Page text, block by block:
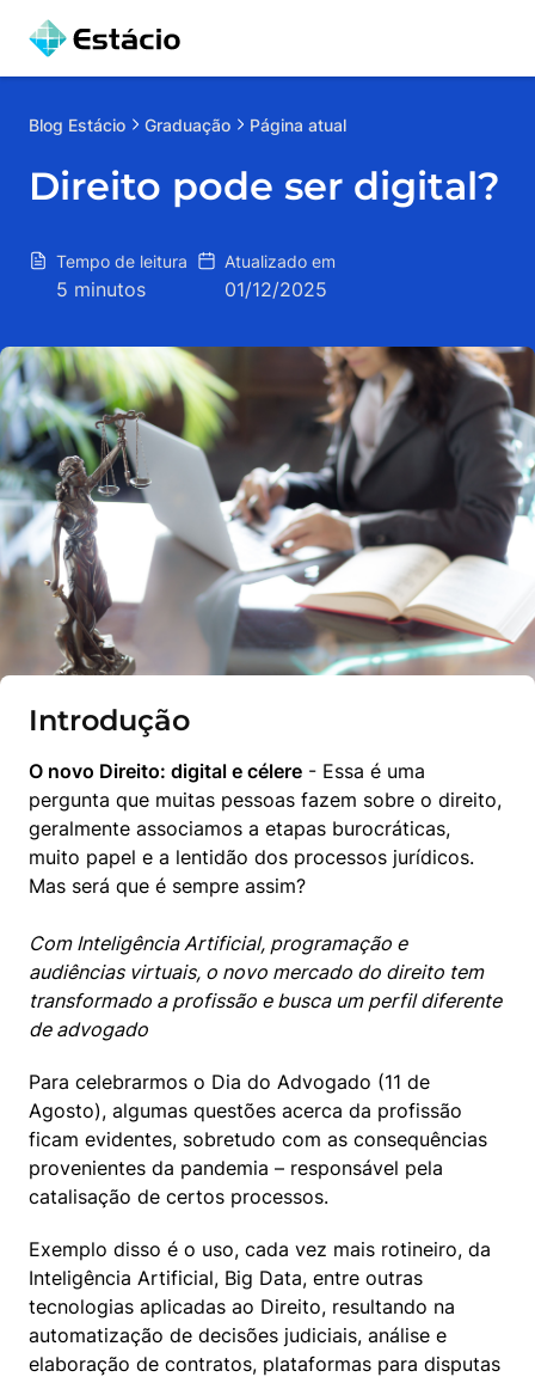
Blog Estácio Graduação Página atual
Direito pode ser digital?
Tempo de leitura
5 minutos
Atualizado em
01/12/2025
Introdução
O novo Direito: digital e célere - Essa é uma
pergunta que muitas pessoas fazem sobre o direito,
geralmente associamos a etapas burocráticas,
muito papel e a lentidão dos processos jurídicos.
Mas será que é sempre assim?
Com Inteligência Artificial, programação e
audiências virtuais, o novo mercado do direito tem
transformado a profissão e busca um perfil diferente
de advogado
Para celebrarmos o Dia do Advogado (11 de
Agosto), algumas questões acerca da profissão
ficam evidentes, sobretudo com as consequências
provenientes da pandemia – responsável pela
catalisação de certos processos.
Exemplo disso é o uso, cada vez mais rotineiro, da
Inteligência Artificial, Big Data, entre outras
tecnologias aplicadas ao Direito, resultando na
automatização de decisões judiciais, análise e
elaboração de contratos, plataformas para disputas